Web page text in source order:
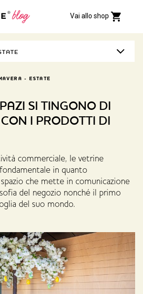
Vai allo shop
- ESTATE
SI TINGONO DI
I PRODOTTI DI
commerciale, le vetrine
in quanto
che mette in comunicazione
del negozio nonché il primo
del suo mondo.